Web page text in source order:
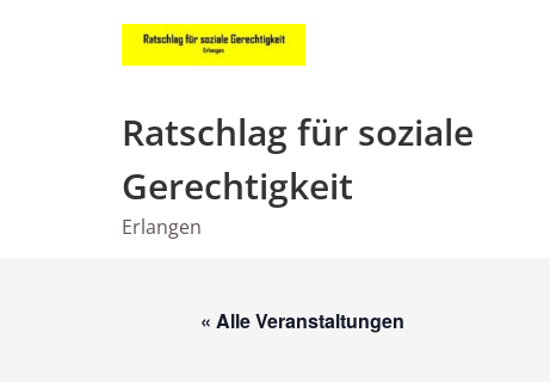
Ratschlag für soziale
Gerechtigkeit
Erlangen
« Alle Veranstaltungen